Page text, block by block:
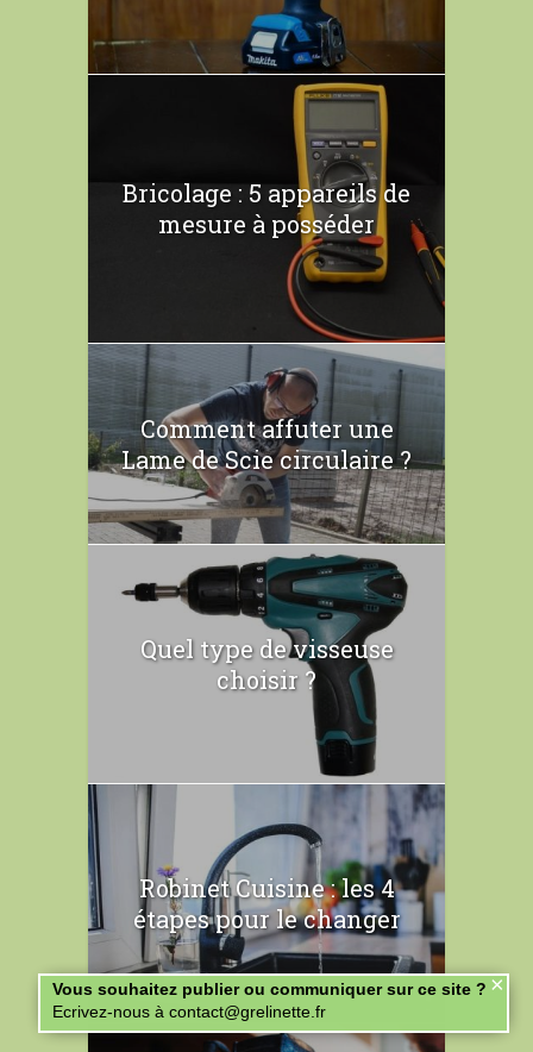
Bricolage : 5 appareils de
mesure à posséder
Comment affuter une
Lame de Scie circulaire ?
Quel type de visseuse
choisir ?
Robinet Cuisine : les 4
étapes pour le changer
Vous souhaitez publier ou communiquer sur ce site ?
Ecrivez-nous à contact@grelinette.fr
×